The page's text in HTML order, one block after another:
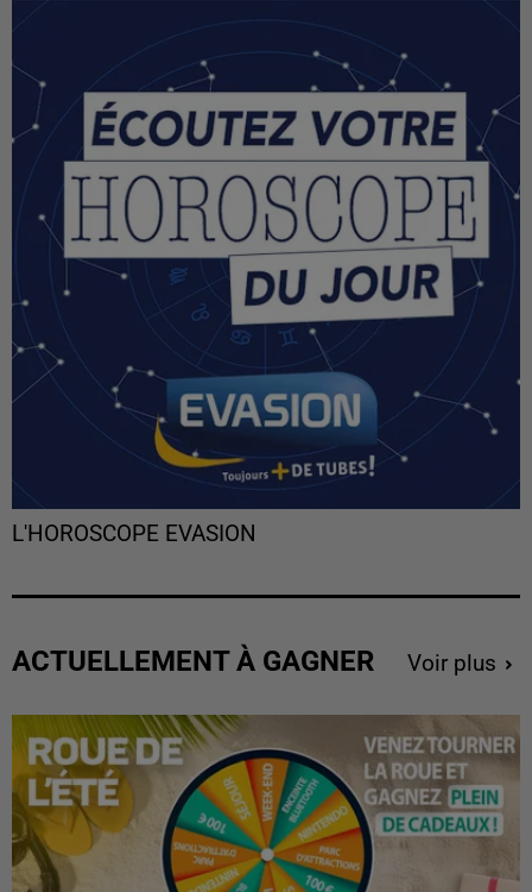
L'HOROSCOPE EVASION
ACTUELLEMENT À GAGNER Voir plus